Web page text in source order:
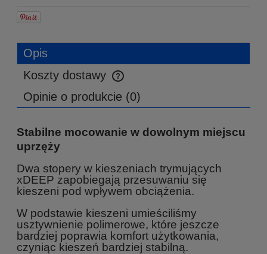
Opis
Koszty dostawy
Cena nie zawiera ewentualnych kosztów płatności
Opinie o produkcie (0)
Stabilne mocowanie w dowolnym miejscu
uprzęży
Dwa stopery w kieszeniach trymujących
xDEEP zapobiegają przesuwaniu się
kieszeni pod wpływem obciążenia.
W podstawie kieszeni umieściliśmy
usztywnienie polimerowe, które jeszcze
bardziej poprawia komfort użytkowania,
czyniąc kieszeń bardziej stabilną.